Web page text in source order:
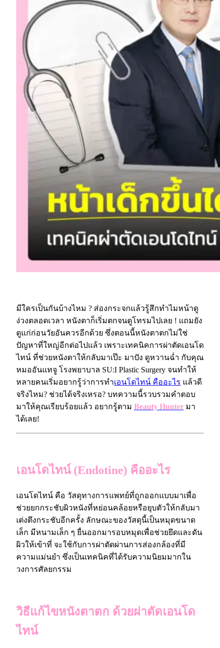
มีใครเป็นกันบ้างไหม ? ส่องกระจกแล้วรู้สึกทำไมหน้าดู
ง่วงตลอดเวลา หนังตาก็เริ่มตกจนดูโทรมไปเลย ! แถมยัง
ดูแก่ก่อนวัยอันควรอีกด้วย ซึ่งตอนนี้หนังตาตกไม่ใช่
ปัญหาที่ใหญ่อีกต่อไปแล้ว เพราะเทคนิคการผ่าตัดเอนโด
ไทน์ ที่ช่วยหนังตาให้กลับมาเป๊ะ มาปัง ดูหวานฉ่ำ กับคุณ
หมออันแทจู โรงพยาบาล SU:I Plastic Surgery จนทำให้
หลายคนเริ่มอยากรู้ว่าการทำเอนโดไทน์ คืออะไร แล้วดี
จริงไหม? ช่วยได้จริงเหรอ? บทความนี้รวบรวมคำตอบ
มาให้คุณเรียบร้อยแล้ว อยากรู้ตาม Beauty Hunter มา
ได้เลย!
เอนโดไทน์ (Endotine) คืออะไร
เอนโดไทน์ คือ วัสดุทางการแพทย์ที่ถูกออกแบบมาเพื่อ
ช่วยยกกระชับผิวหนังที่หย่อนคล้อยหรือยุบตัวให้กลับมา
เต่งตึงกระชับอีกครั้ง ลักษณะของวัสดุนี้เป็นหมุดขนาด
เล็ก มีหนามเล็ก ๆ ยื่นออกมารอบหมุดเพื่อช่วยยึดและดัน
ผิวให้เข้าที่ จะใช้กับการผ่าตัดผ่านการส่องกล้องที่มี
ความแม่นยำ ซึ่งเป็นเทคนิคที่ได้รับความนิยมมากใน
วงการศัลยกรรม
วิธีแก้ไขหนังตาตก ด้วยผ่าตัดเอนโด
ไทน์